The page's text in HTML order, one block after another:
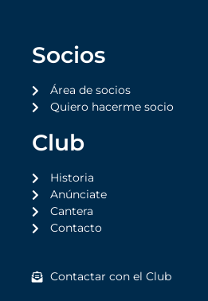
Socios
Área de socios
Quiero hacerme socio
Club
Historia
Anúnciate
Cantera
Contacto
Contactar con el Club